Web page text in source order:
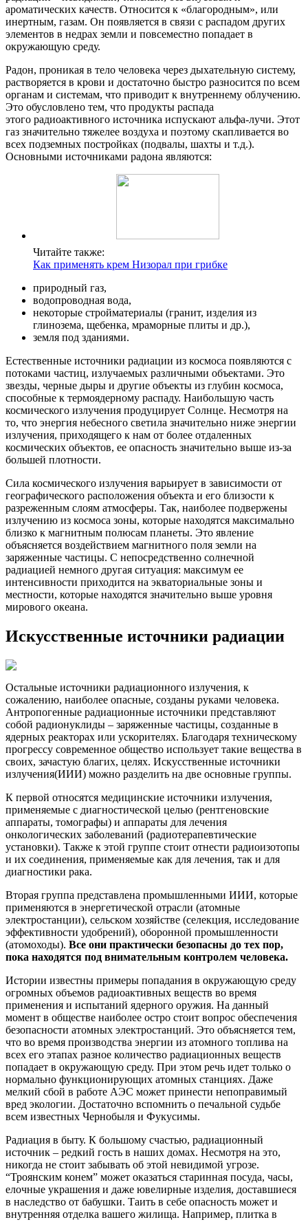
ароматических качеств. Относится к «благородным», или
инертным, газам. Он появляется в связи с распадом других
элементов в недрах земли и повсеместно попадает в
окружающую среду.
Радон, проникая в тело человека через дыхательную систему,
растворяется в крови и достаточно быстро разносится по всем
органам и системам, что приводит к внутреннему облучению.
Это обусловлено тем, что продукты распада
этого радиоактивного источника испускают альфа-лучи. Этот
газ значительно тяжелее воздуха и поэтому скапливается во
всех подземных постройках (подвалы, шахты и т.д.).
Основными источниками радона являются:
Читайте также:
Как применять крем Низорал при грибке
природный газ,
водопроводная вода,
некоторые стройматериалы (гранит, изделия из
глинозема, щебенка, мраморные плиты и др.),
земля под зданиями.
Естественные источники радиации из космоса появляются с
потоками частиц, излучаемых различными объектами. Это
звезды, черные дыры и другие объекты из глубин космоса,
способные к термоядерному распаду. Наибольшую часть
космического излучения продуцирует Солнце. Несмотря на
то, что энергия небесного светила значительно ниже энергии
излучения, приходящего к нам от более отдаленных
космических объектов, ее опасность значительно выше из-за
большей плотности.
Сила космического излучения варьирует в зависимости от
географического расположения объекта и его близости к
разреженным слоям атмосферы. Так, наиболее подвержены
излучению из космоса зоны, которые находятся максимально
близко к магнитным полюсам планеты. Это явление
объясняется воздействием магнитного поля земли на
заряженные частицы. С непосредственно солнечной
радиацией немного другая ситуация: максимум ее
интенсивности приходится на экваториальные зоны и
местности, которые находятся значительно выше уровня
мирового океана.
Искусственные источники радиации
Остальные источники радиационного излучения, к
сожалению, наиболее опасные, созданы руками человека.
Антропогенные радиационные источники представляют
собой радионуклиды – заряженные частицы, созданные в
ядерных реакторах или ускорителях. Благодаря техническому
прогрессу современное общество использует такие вещества в
своих, зачастую благих, целях. Искусственные источники
излучения(ИИИ) можно разделить на две основные группы.
К первой относятся медицинские источники излучения,
применяемые с диагностической целью (рентгеновские
аппараты, томографы) и аппараты для лечения
онкологических заболеваний (радиотерапевтические
установки). Также к этой группе стоит отнести радиоизотопы
и их соединения, применяемые как для лечения, так и для
диагностики рака.
Вторая группа представлена промышленными ИИИ, которые
применяются в энергетической отрасли (атомные
электростанции), сельском хозяйстве (селекция, исследование
эффективности удобрений), оборонной промышленности
(атомоходы). Все они практически безопасны до тех пор,
пока находятся под внимательным контролем человека.
Истории известны примеры попадания в окружающую среду
огромных объемов радиоактивных веществ во время
применения и испытаний ядерного оружия. На данный
момент в обществе наиболее остро стоит вопрос обеспечения
безопасности атомных электростанций. Это объясняется тем,
что во время производства энергии из атомного топлива на
всех его этапах разное количество радиационных веществ
попадает в окружающую среду. При этом речь идет только о
нормально функционирующих атомных станциях. Даже
мелкий сбой в работе АЭС может принести непоправимый
вред экологии. Достаточно вспомнить о печальной судьбе
всем известных Чернобыля и Фукусимы.
Радиация в быту. К большому счастью, радиационный
источник – редкий гость в наших домах. Несмотря на это,
никогда не стоит забывать об этой невидимой угрозе.
“Троянским конем” может оказаться старинная посуда, часы,
елочные украшения и даже ювелирные изделия, доставшиеся
в наследство от бабушки. Таить в себе опасность может и
внутренняя отделка вашего жилища. Например, плитка в